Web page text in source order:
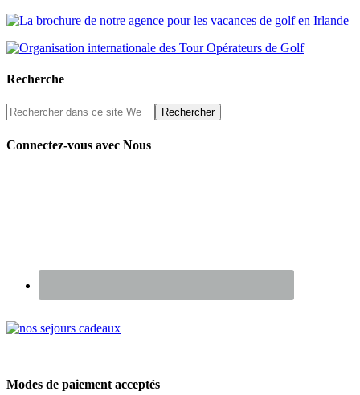
Recherche
Connectez-vous avec Nous
Modes de paiement acceptés